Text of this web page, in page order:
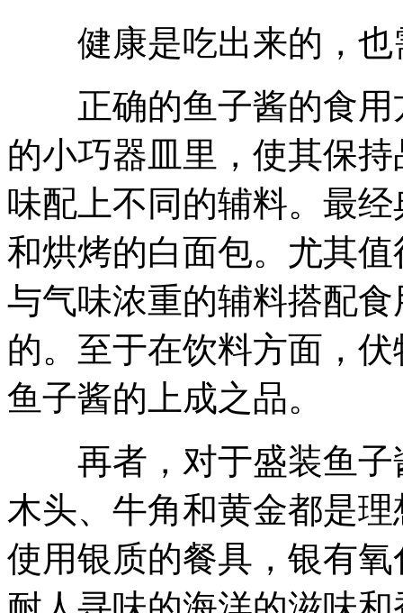
健康是吃出来的，也
正确的鱼子酱的食用
的小巧器皿里，使其保
味配上不同的辅料。最
和烘烤的白面包。尤其
与气味浓重的辅料搭配
的。至于在饮料方面，
鱼子酱的上成之品。
再者，对于盛装鱼子
木头、牛角和黄金都是
使用银质的餐具，银有